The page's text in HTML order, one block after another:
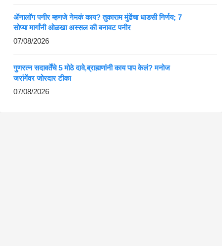
ॲनालॉग पनीर म्हणजे नेमकं काय? तुकाराम मुंढेंचा धाडसी निर्णय; 7
सोप्या मार्गांनी ओळखा अस्सल की बनावट पनीर
07/08/2026
गुणरत्न सदावर्तेंचे 5 मोठे दावे,ब्राह्मणांनी काय पाप केलं? मनोज
जरांगेंवर जोरदार टीका
07/08/2026